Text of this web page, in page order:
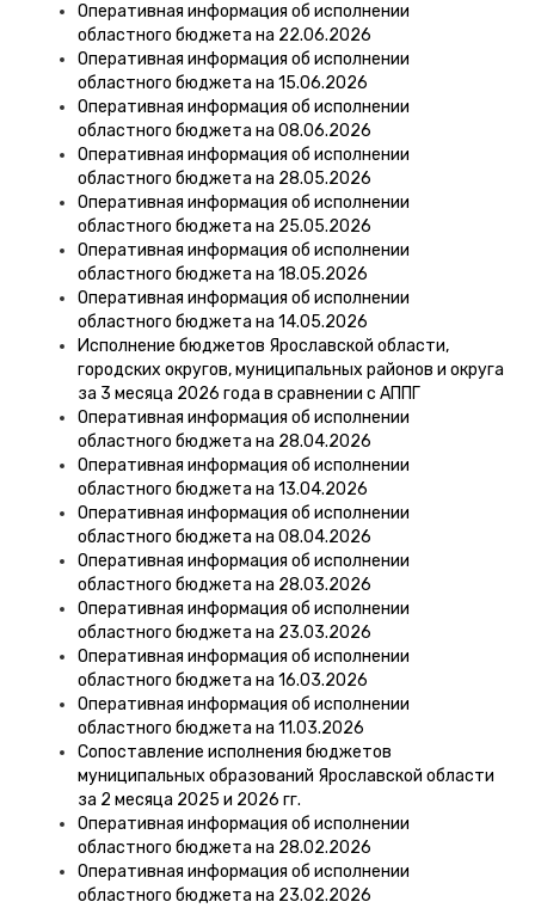
Оперативная информация об исполнении
областного бюджета на 22.06.2026
Оперативная информация об исполнении
областного бюджета на 15.06.2026
Оперативная информация об исполнении
областного бюджета на 08.06.2026
Оперативная информация об исполнении
областного бюджета на 28.05.2026
Оперативная информация об исполнении
областного бюджета на 25.05.2026
Оперативная информация об исполнении
областного бюджета на 18.05.2026
Оперативная информация об исполнении
областного бюджета на 14.05.2026
Исполнение бюджетов Ярославской области,
городских округов, муниципальных районов и округа
за 3 месяца 2026 года в сравнении с АППГ
Оперативная информация об исполнении
областного бюджета на 28.04.2026
Оперативная информация об исполнении
областного бюджета на 13.04.2026
Оперативная информация об исполнении
областного бюджета на 08.04.2026
Оперативная информация об исполнении
областного бюджета на 28.03.2026
Оперативная информация об исполнении
областного бюджета на 23.03.2026
Оперативная информация об исполнении
областного бюджета на 16.03.2026
Оперативная информация об исполнении
областного бюджета на 11.03.2026
Сопоставление исполнения бюджетов
муниципальных образований Ярославской области
за 2 месяца 2025 и 2026 гг.
Оперативная информация об исполнении
областного бюджета на 28.02.2026
Оперативная информация об исполнении
областного бюджета на 23.02.2026